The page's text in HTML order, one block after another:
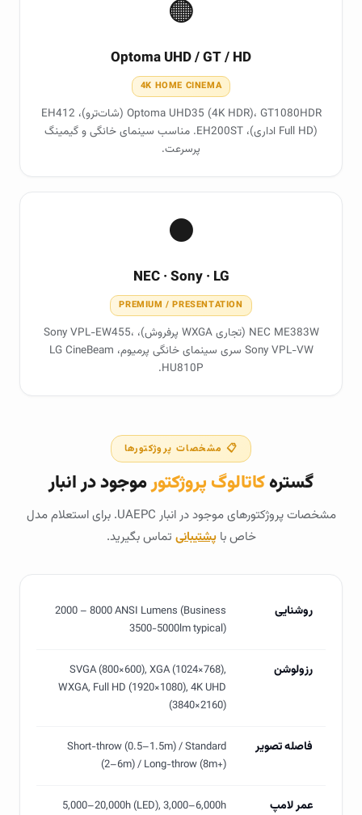
🟠
Optoma UHD / GT / HD
4K HOME CINEMA
Optoma UHD35 (4K HDR)، GT1080HDR (شات‌ترو)، EH412
(Full HD اداری)، EH200ST. مناسب سینمای خانگی و گیمینگ
پرسرعت.
⚫
NEC · Sony · LG
PREMIUM / PRESENTATION
NEC ME383W (تجاری WXGA پرفروش)، Sony VPL-EW455،
Sony VPL-VW سری سینمای خانگی پرمیوم، LG CineBeam
HU810P.
📋 مشخصات پروژکتورها
گسترهکاتالوگ پروژکتورموجود در انبار
مشخصات پروژکتورهای موجود در انبار UAEPC. برای استعلام مدل
خاص باپشتیبانی تماس بگیرید.
روشنایی
2000 – 8000 ANSI Lumens (Business
3500-5000lm typical)
رزولوشن
SVGA (800×600), XGA (1024×768),
WXGA, Full HD (1920×1080), 4K UHD
(3840×2160)
فاصله تصویر
Short-throw (0.5–1.5m) / Standard
(2–6m) / Long-throw (8m+)
عمر لامپ
5,000–20,000h (LED), 3,000–6,000h